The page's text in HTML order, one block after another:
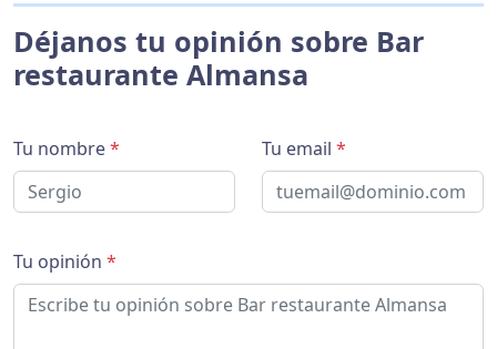
Déjanos tu opinión sobre Bar
restaurante Almansa
Tu nombre* Tu email *
Tu opinión *